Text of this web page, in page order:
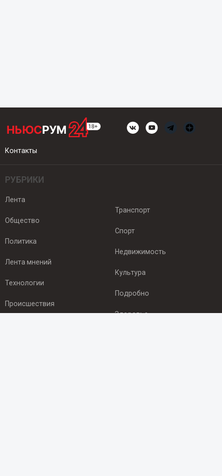
Контакты
РУБРИКИ
Лента
Общество
Политика
Лента мнений
Технологии
Происшествия
Транспорт
Спорт
Недвижимость
Культура
Подробно
Здоровье